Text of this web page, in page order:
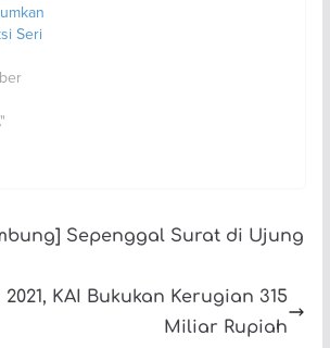
Seri
Sepenggal Surat di Ujung
KAI Bukukan Kerugian 315
Miliar Rupiah